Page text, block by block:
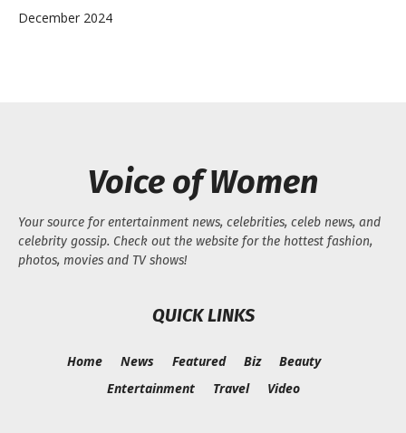
December 2024
Voice of Women
Your source for entertainment news, celebrities, celeb news, and
celebrity gossip. Check out the website for the hottest fashion,
photos, movies and TV shows!
QUICK LINKS
Home News Featured Biz
Beauty
Entertainment
Travel Video